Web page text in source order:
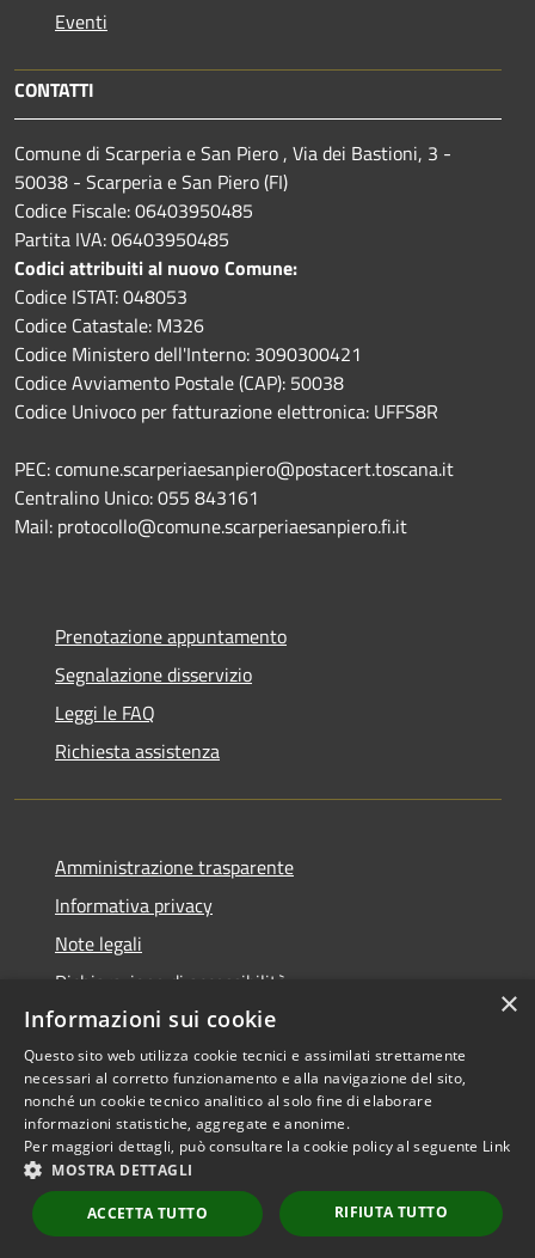
Eventi
CONTATTI
Comune di Scarperia e San Piero , Via dei Bastioni, 3 -
50038 - Scarperia e San Piero (FI)
Codice Fiscale: 06403950485
Partita IVA: 06403950485
Codici attribuiti al nuovo Comune:
Codice ISTAT: 048053
Codice Catastale: M326
Codice Ministero dell'Interno: 3090300421
Codice Avviamento Postale (CAP): 50038
Codice Univoco per fatturazione elettronica: UFFS8R
PEC: comune.scarperiaesanpiero@postacert.toscana.it
Centralino Unico: 055 843161
Mail: protocollo@comune.scarperiaesanpiero.fi.it
Prenotazione appuntamento
Segnalazione disservizio
Leggi le FAQ
Richiesta assistenza
Amministrazione trasparente
Informativa privacy
Note legali
Dichiarazione di accessibilità
RSS
Accessibilità
Privacy
Cookie
Mappa del sito
Copyright © 2026 • Comune di
Scarperia e San Piero •
Powered byMunicipium
Accesso redazione
×
Informazioni sui cookie
Questo sito web utilizza cookie tecnici e assimilati strettamente
necessari al corretto funzionamento e alla navigazione del sito,
nonché un cookie tecnico analitico al solo fine di elaborare
informazioni statistiche, aggregate e anonime.
Per maggiori dettagli, può consultare la cookie policy al seguente Link
MOSTRA DETTAGLI
ACCETTA TUTTO RIFIUTA TUTTO